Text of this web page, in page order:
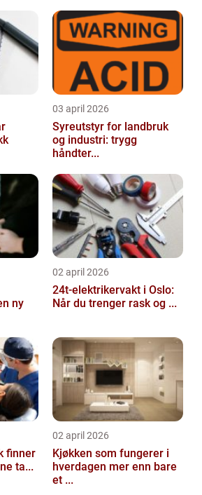
03 april 2026
Syreutstyr for landbruk
og industri: trygg
håndter...
ny
02 april 2026
24t-elektrikervakt i Oslo:
Når du trenger rask og ...
ta...
02 april 2026
Kjøkken som fungerer i
hverdagen mer enn bare
et ...